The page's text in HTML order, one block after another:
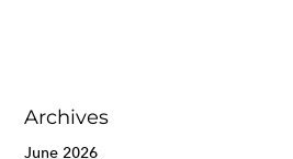
Archives
June 2026